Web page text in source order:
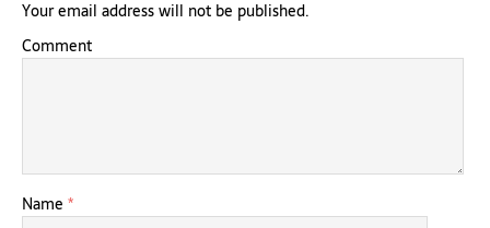
Your email address will not be published.
Comment
Name *